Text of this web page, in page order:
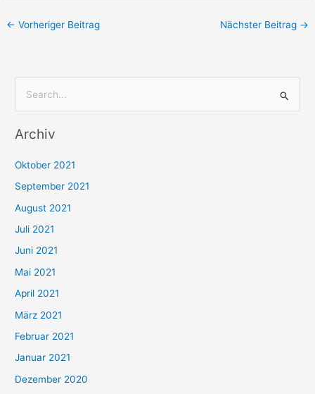
← Vorheriger Beitrag Nächster Beitrag →
c
n
n
a
c
h
:
Archiv
Oktober 2021
September 2021
August 2021
Juli 2021
Juni 2021
Mai 2021
April 2021
März 2021
Februar 2021
Januar 2021
Dezember 2020